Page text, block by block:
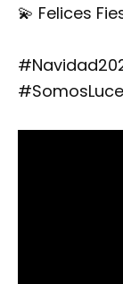
💫 Felices